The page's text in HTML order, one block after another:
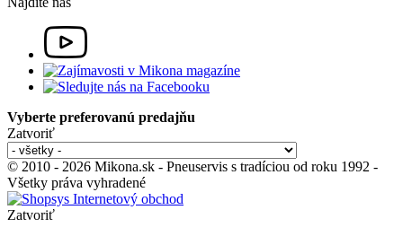
Vyberte preferovanú predajňu
Zatvoriť
© 2010 - 2026 Mikona.sk - Pneuservis s tradíciou od roku 1992 -
Všetky práva vyhradené
Zatvoriť